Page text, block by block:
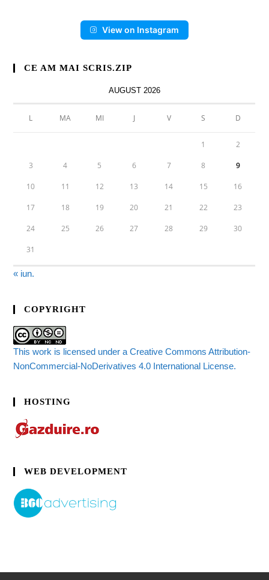
View on Instagram
CE AM MAI SCRIS.ZIP
AUGUST 2026
L MA MI J V S D
1 2
3 4 5 6 7 8 9
10 11 12 13 14 15 16
17 18 19 20 21 22 23
24 25 26 27 28 29 30
31
« iun.
COPYRIGHT
This work is licensed under a Creative Commons Attribution-
NonCommercial-NoDerivatives 4.0 International License.
HOSTING
WEB DEVELOPMENT